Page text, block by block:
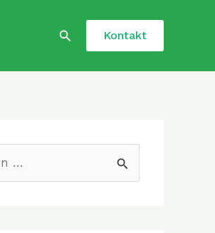
Suchen Kontakt